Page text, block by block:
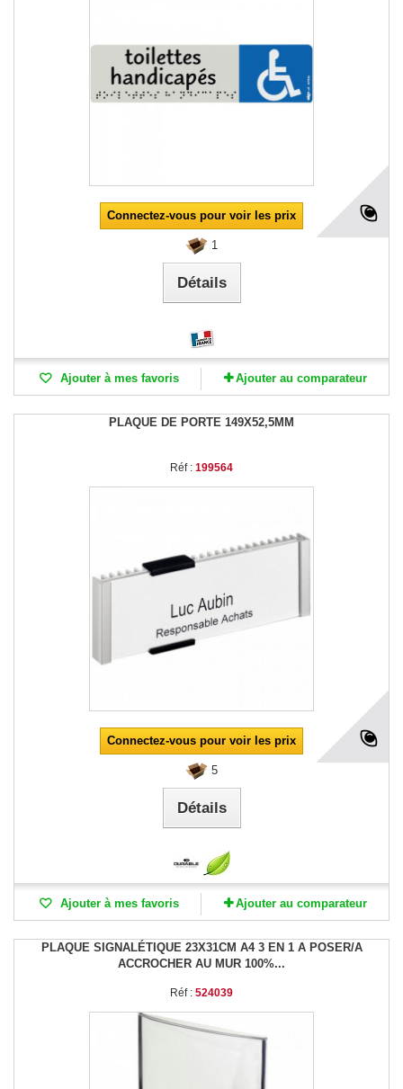
Connectez-vous pour voir les prix
1
Détails
Ajouter à mes favoris Ajouter au comparateur
PLAQUE DE PORTE 149X52,5MM
Réf : 199564
Connectez-vous pour voir les prix
5
Détails
Ajouter à mes favoris Ajouter au comparateur
PLAQUE SIGNALÉTIQUE 23X31CM A4 3 EN 1 A POSER/A
ACCROCHER AU MUR 100%...
Réf : 524039